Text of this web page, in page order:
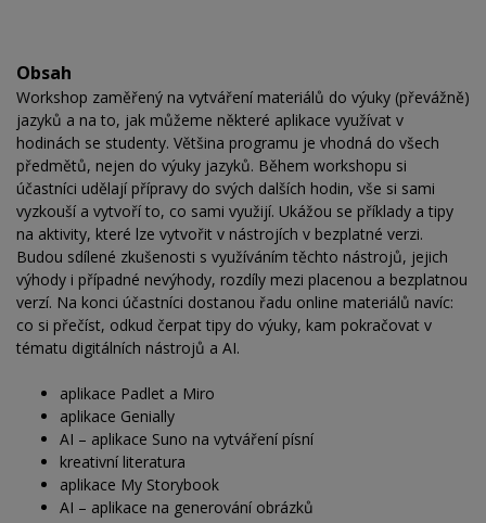
Obsah
Workshop zaměřený na vytváření materiálů do výuky (převážně)
jazyků a na to, jak můžeme některé aplikace využívat v
hodinách se studenty. Většina programu je vhodná do všech
předmětů, nejen do výuky jazyků. Během workshopu si
účastníci udělají přípravy do svých dalších hodin, vše si sami
vyzkouší a vytvoří to, co sami využijí. Ukážou se příklady a tipy
na aktivity, které lze vytvořit v nástrojích v bezplatné verzi.
Budou sdílené zkušenosti s využíváním těchto nástrojů, jejich
výhody i případné nevýhody, rozdíly mezi placenou a bezplatnou
verzí. Na konci účastníci dostanou řadu online materiálů navíc:
co si přečíst, odkud čerpat tipy do výuky, kam pokračovat v
tématu digitálních nástrojů a AI.
aplikace Padlet a Miro
aplikace Genially
AI – aplikace Suno na vytváření písní
kreativní literatura
aplikace My Storybook
AI – aplikace na generování obrázků